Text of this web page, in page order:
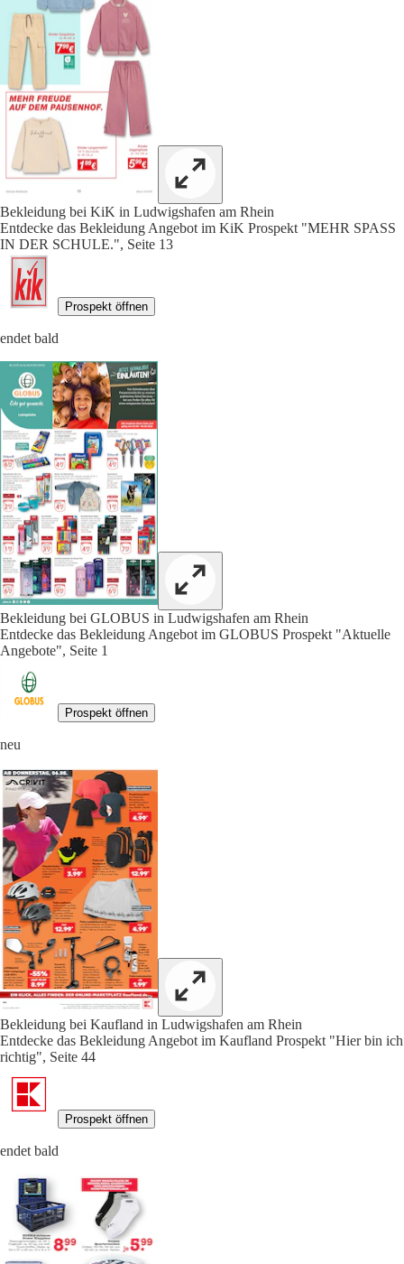
Bekleidung bei KiK in Ludwigshafen am Rhein
Entdecke das Bekleidung Angebot im KiK Prospekt "MEHR SPASS
IN DER SCHULE.", Seite 13
Prospekt öffnen
endet bald
Bekleidung bei GLOBUS in Ludwigshafen am Rhein
Entdecke das Bekleidung Angebot im GLOBUS Prospekt "Aktuelle
Angebote", Seite 1
Prospekt öffnen
neu
Bekleidung bei Kaufland in Ludwigshafen am Rhein
Entdecke das Bekleidung Angebot im Kaufland Prospekt "Hier bin ich
richtig", Seite 44
Prospekt öffnen
endet bald